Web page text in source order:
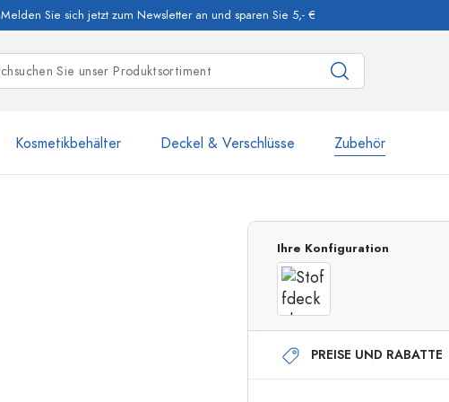
Melden Sie sich jetzt zum Newsletter an und sparen Sie 5,- €
Kosmetikbehälter Deckel & Verschlüsse Zubehör
750 ml Flaschen
1000 ml Flaschen
Ihre Konfiguration
PREISE UND RABATTE